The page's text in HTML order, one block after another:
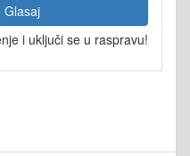
Glasaj
i uključi se u raspravu!